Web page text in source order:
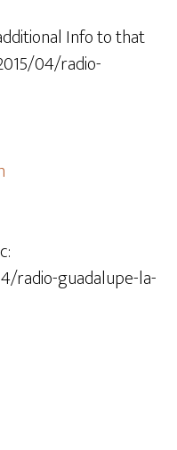
Info to that
04/radio-
radio-guadalupe-la-